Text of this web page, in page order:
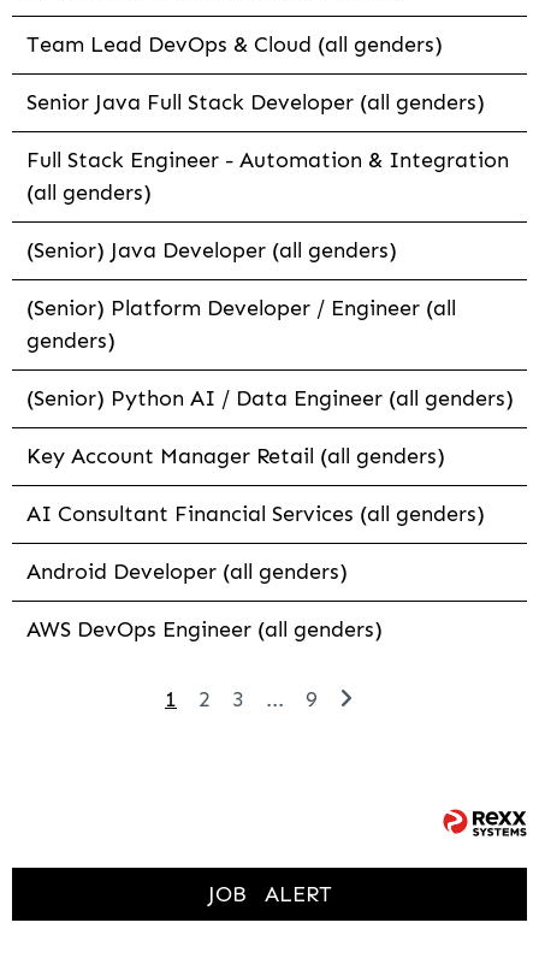
Team Lead DevOps & Cloud (all genders)
Senior Java Full Stack Developer (all genders)
Full Stack Engineer - Automation & Integration
(all genders)
(Senior) Java Developer (all genders)
(Senior) Platform Developer / Engineer (all
genders)
(Senior) Python AI / Data Engineer (all genders)
Key Account Manager Retail (all genders)
AI Consultant Financial Services (all genders)
Android Developer (all genders)
AWS DevOps Engineer (all genders)
1 2 3 ... 9
JOB ALERT